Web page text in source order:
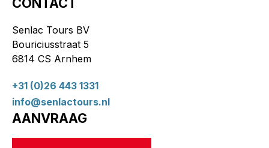
Senlac Tours BV
Bouriciusstraat 5
6814 CS Arnhem
+31 (0)26 443 1331
info@senlactours.nl
AANVRAAG